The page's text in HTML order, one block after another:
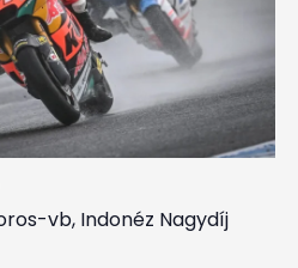
vb, Indonéz Nagydíj